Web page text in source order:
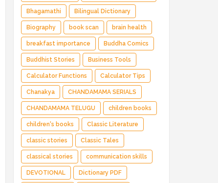
Bhagamathi Bilingual Dictionary
Biography book scan brain health
breakfast importance Buddha Comics
Buddhist Stories Business Tools
Calculator Functions Calculator Tips
Chanakya CHANDAMAMA SERIALS
CHANDAMAMA TELUGU children books
children's books Classic Literature
classic stories Classic Tales
classical stories communication skills
DEVOTIONAL Dictionary PDF